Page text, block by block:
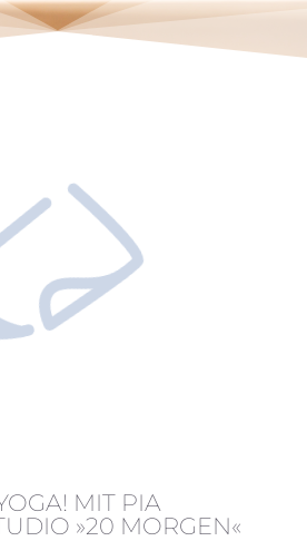
MIT PIA
»20 MORGEN«